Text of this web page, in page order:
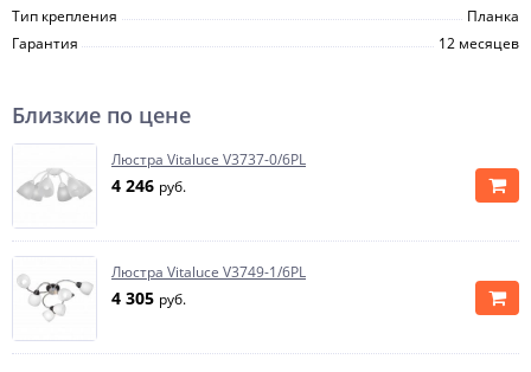
Тип крепления
Планка
Гарантия
12 месяцев
Близкие по цене
Люстра Vitaluce V3737-0/6PL
4 246 руб.
Люстра Vitaluce V3749-1/6PL
4 305 руб.